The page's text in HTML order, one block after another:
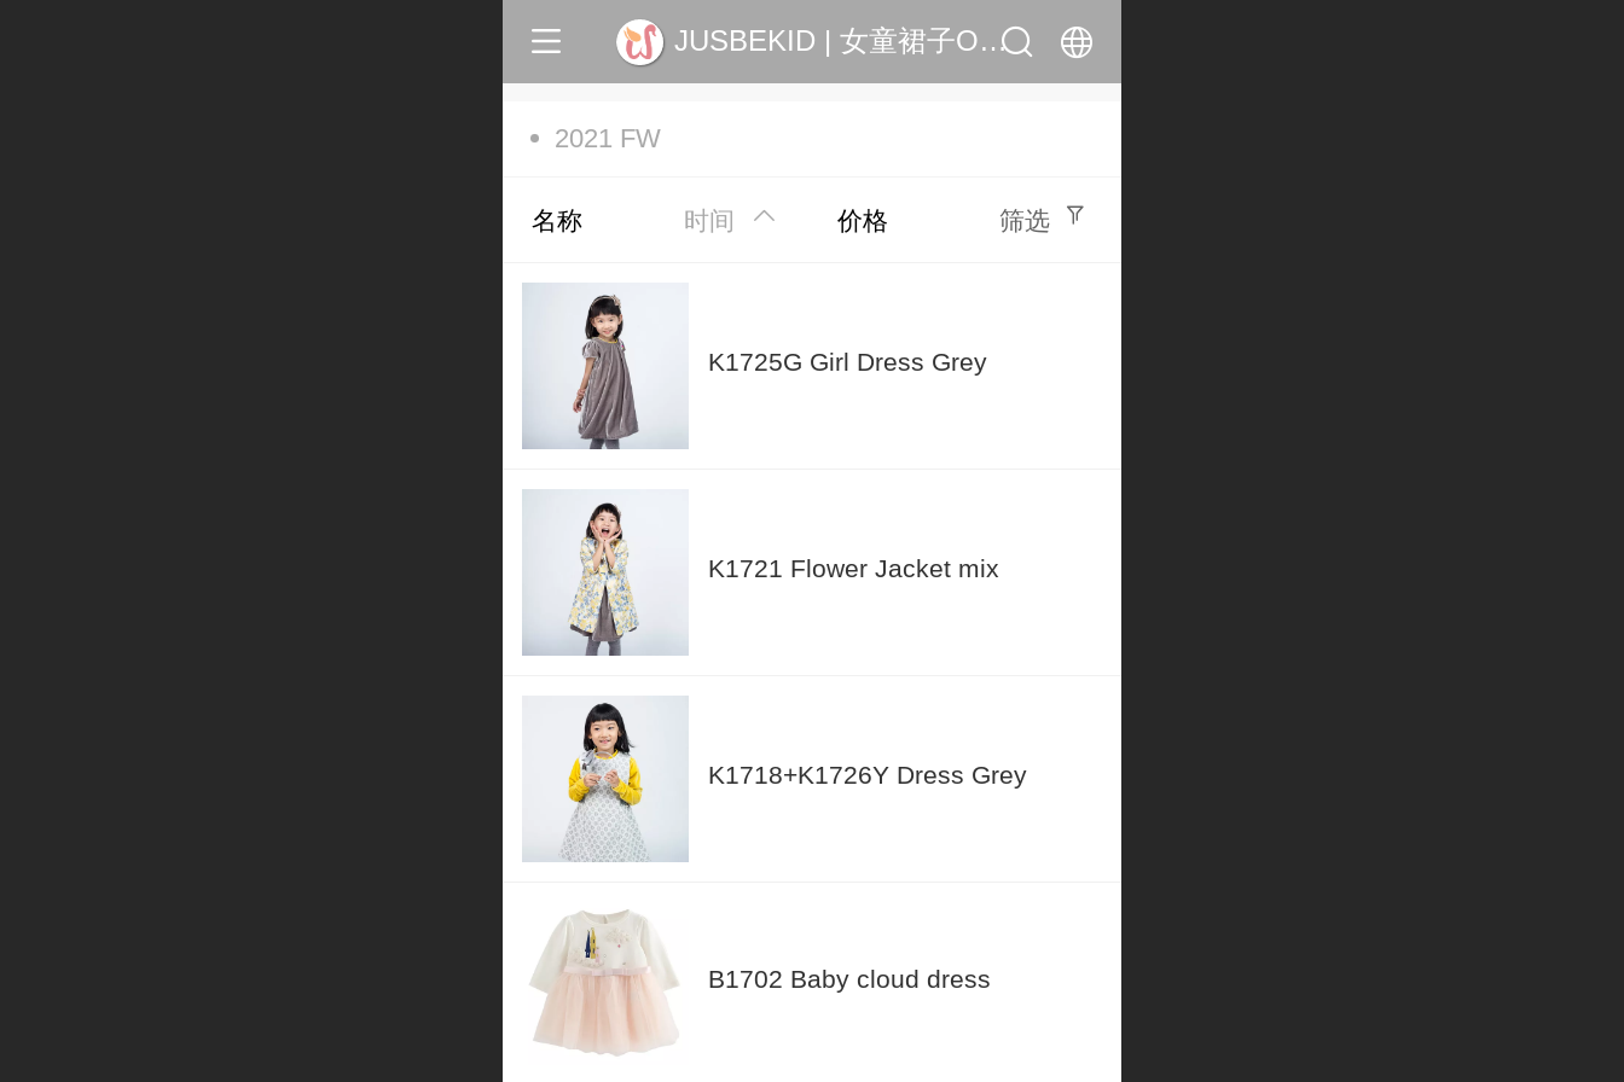
JUSBEKID | 女童裙子OEM, ODM
2021 FW
名称 时间 价格 筛选
K1725G Girl Dress Grey
K1721 Flower Jacket mix
K1718+K1726Y Dress Grey
B1702 Baby cloud dress